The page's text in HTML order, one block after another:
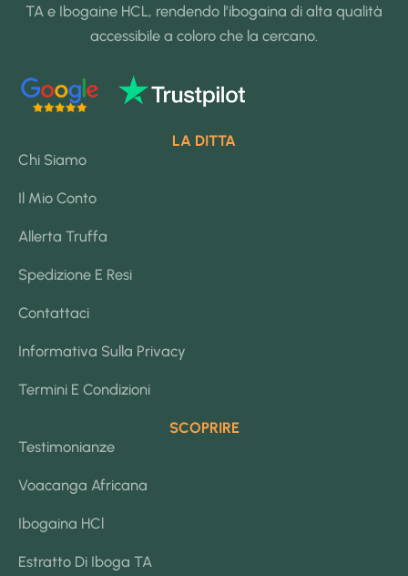
TA e Ibogaine HCL, rendendo l’ibogaina di alta qualità
accessibile a coloro che la cercano.
LA DITTA
Chi Siamo
Il Mio Conto
Allerta Truffa
Spedizione E Resi
Contattaci
Informativa Sulla Privacy
Termini E Condizioni
SCOPRIRE
Testimonianze
Voacanga Africana
Ibogaina HCl
Estratto Di Iboga TA